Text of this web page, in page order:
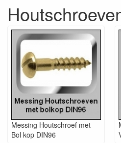
Messing Houtschroef met
Bol kop DIN96